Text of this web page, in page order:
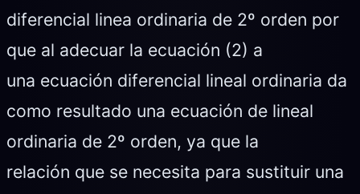
diferencial linea ordinaria de 2º orden por
que al adecuar la ecuación (2) a
una ecuación diferencial lineal ordinaria da
como resultado una ecuación de lineal
ordinaria de 2º orden, ya que la
relación que se necesita para sustituir una